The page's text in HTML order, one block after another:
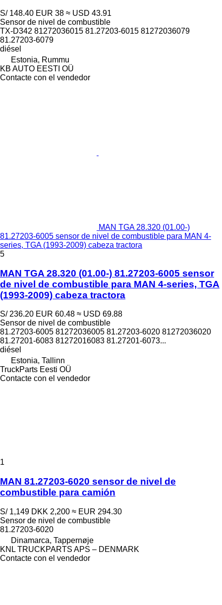
S/ 148.40 EUR 38 ≈ USD 43.91
Sensor de nivel de combustible
TX-D342 81272036015 81.27203-6015 81272036079
81.27203-6079
diésel
Estonia, Rummu
KB AUTO EESTI OÜ
Contacte con el vendedor
MAN TGA 28.320 (01.00-)
81.27203-6005 sensor de nivel de combustible para MAN 4-
series, TGA (1993-2009) cabeza tractora
5
MAN TGA 28.320 (01.00-) 81.27203-6005 sensor
de nivel de combustible para MAN 4-series, TGA
(1993-2009) cabeza tractora
S/ 236.20 EUR 60.48 ≈ USD 69.88
Sensor de nivel de combustible
81.27203-6005 81272036005 81.27203-6020 81272036020
81.27201-6083 81272016083 81.27201-6073...
diésel
Estonia, Tallinn
TruckParts Eesti OÜ
Contacte con el vendedor
1
MAN 81.27203-6020 sensor de nivel de
combustible para camión
S/ 1,149 DKK 2,200 ≈ EUR 294.30
Sensor de nivel de combustible
81.27203-6020
Dinamarca, Tappernøje
KNL TRUCKPARTS APS – DENMARK
Contacte con el vendedor